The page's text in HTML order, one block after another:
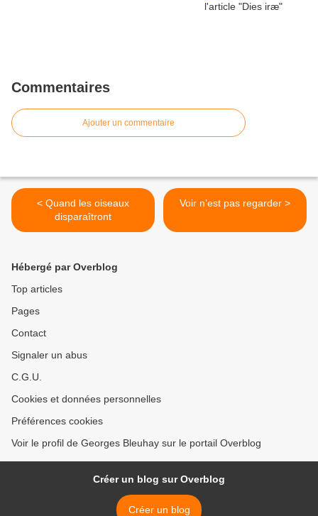
Commentaires
Ajouter un commentaire
< Quand les oiseaux
disparaîtront
Voir n’est pas regarder >
Hébergé par Overblog
Top articles
Pages
Contact
Signaler un abus
C.G.U.
Cookies et données personnelles
Préférences cookies
Voir le profil de Georges Bleuhay sur le portail Overblog
Créer un blog sur Overblog
Créer un blog